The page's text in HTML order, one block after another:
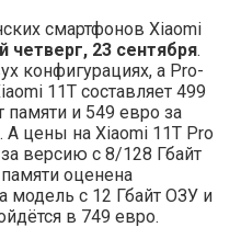
смартфонов Xiaomi
четверг, 23 сентября.
конфигурациях, а Pro-
11T составляет 499
и 549 евро за
А цены на Xiaomi 11T Pro
версию с 8/128 Гбайт
оценена
модель с 12 Гбайт ОЗУ и
в 749 евро.